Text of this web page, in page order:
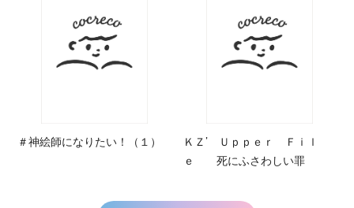
＃神絵師になりたい！（１）
ＫＺ’ Ｕｐｐｅｒ Ｆｉｌ
ｅ 死にふさわしい罪